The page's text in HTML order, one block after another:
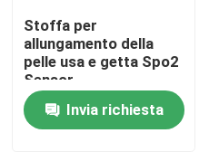
Controllo di qualità
Contattici
Stoffa per
allungamento della
pelle usa e getta Spo2
Sensor
Invia richiesta